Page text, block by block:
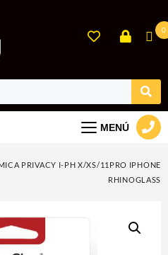
0
MENÚ
PRIVACY I-PH X/XS/11PRO IPHONE
RHINOGLASS